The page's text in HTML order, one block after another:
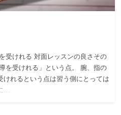
受けれる 対面レッスンの良さその
を受けれる」という点。 腕、指の
れるという点は習う側にとっては
…